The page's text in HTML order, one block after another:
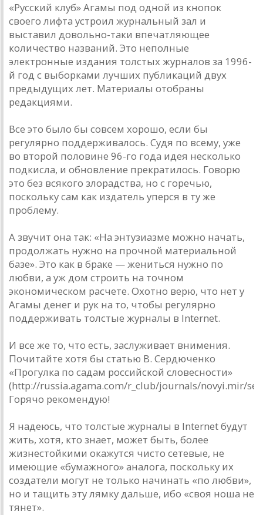
«Русский клуб» Агамы под одной из кнопок
своего лифта устроил журнальный зал и
выставил довольно-таки впечатляющее
количество названий. Это неполные
электронные издания толстых журналов за 1996-
й год с выборками лучших публикаций двух
предыдущих лет. Материалы отобраны
редакциями.
Все это было бы совсем хорошо, если бы
регулярно поддерживалось. Судя по всему, уже
во второй половине 96-го года идея несколько
подкисла, и обновление прекратилось. Говорю
это без всякого злорадства, но с горечью,
поскольку сам как издатель уперся в ту же
проблему.
А звучит она так: «На энтузиазме можно начать,
продолжать нужно на прочной материальной
базе». Это как в браке — жениться нужно по
любви, а уж дом строить на точном
экономическом расчете. Охотно верю, что нет у
Агамы денег и рук на то, чтобы регулярно
поддерживать толстые журналы в Internet.
И все же то, что есть, заслуживает внимения.
Почитайте хотя бы статью В. Сердюченко
«Прогулка по садам российской словесности»
(http://russia.agama.com/r_club/journals/novyi.mir/
Горячо рекомендую!
Я надеюсь, что толстые журналы в Internet будут
жить, хотя, кто знает, может быть, более
жизнестойкими окажутся чисто сетевые, не
имеющие «бумажного» аналога, поскольку их
создатели могут не только начинать «по любви»,
но и тащить эту лямку дальше, ибо «своя ноша не
тянет».